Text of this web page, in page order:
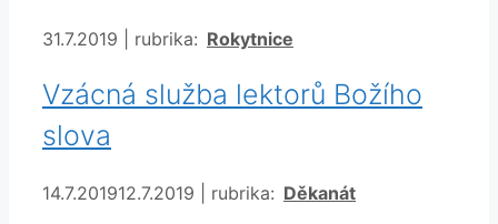
31.7.2019 rubrika: Rubriky
Rokytnice
Vzácná služba lektorů Božího
slova
14.7.201912.7.2019 rubrika: Rubriky
Děkanát